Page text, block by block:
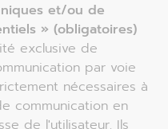
et/ou de
» (obligatoires)
exclusive de
par voie
nécessaires à
communication en
de l'utilisateur. Ils